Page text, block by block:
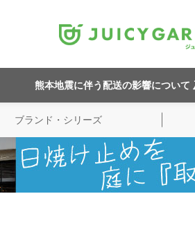
熊本地震に伴う配送の影響について
ブランド・シリーズ